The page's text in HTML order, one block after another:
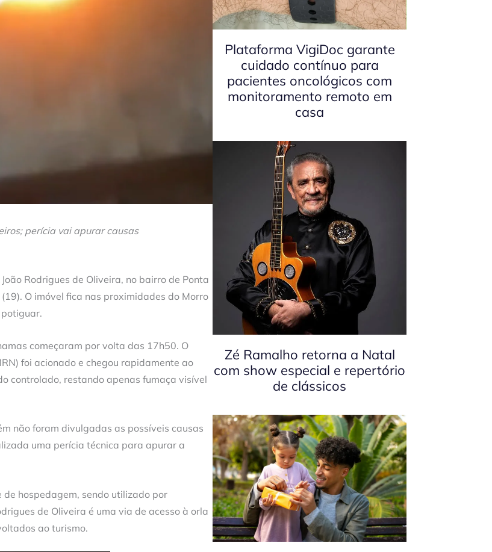
perícia vai apurar causas
Rodrigues de Oliveira, no bairro de Ponta
O imóvel fica nas proximidades do Morro
começaram por volta das 17h50. O
foi acionado e chegou rapidamente ao
controlado, restando apenas fumaça visível
não foram divulgadas as possíveis causas
uma perícia técnica para apurar a
hospedagem, sendo utilizado por
de Oliveira é uma via de acesso à orla
ao turismo.
Plataforma VigiDoc garante
cuidado contínuo para
pacientes oncológicos com
monitoramento remoto em
casa
Zé Ramalho retorna a Natal
com show especial e repertório
de clássicos